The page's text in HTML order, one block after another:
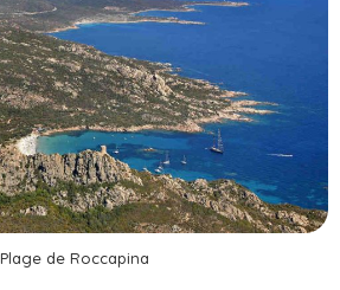
Plage de Roccapina